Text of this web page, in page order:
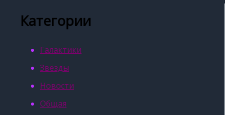
Категории
Галактики
Звёзды
Новости
Общая